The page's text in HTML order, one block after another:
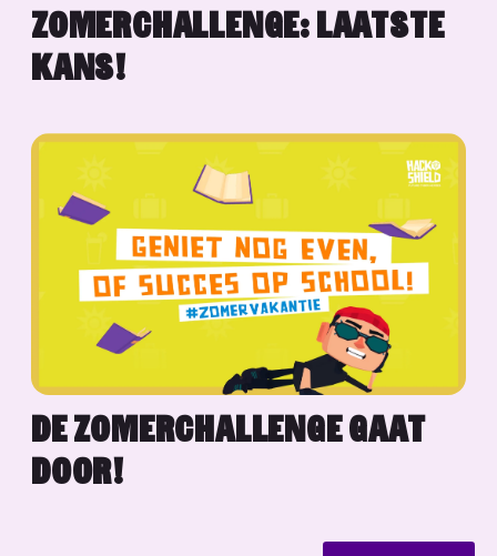
ZOMERCHALLENGE: LAATSTE
KANS!
DE ZOMERCHALLENGE GAAT
DOOR!